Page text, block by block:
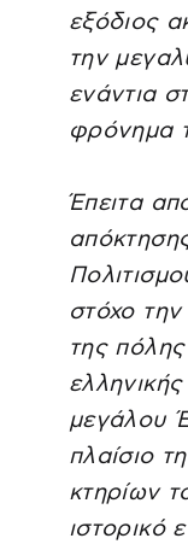
εξόδιος
την
ενάντια
φρόνημα
Έπειτα
στόχο
της
μεγάλου
πλαίσιο
κτηρίων
ιστορικό